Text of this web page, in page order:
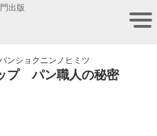
出版
ンショクニンノヒミツ
プ パン職人の秘密